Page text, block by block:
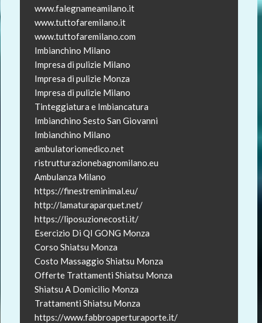
www.falegnameamilano.it
www.tuttofaremilano.it
www.tuttofaremilano.com
Imbianchino Milano
Impresa di pulizie Milano
Impresa di pulizie Monza
Impresa di pulizie Milano
Tinteggiatura e Imbiancatura
Imbianchino Sesto San Giovanni
Imbianchino Milano
ambulatoriomedico.net
ristrutturazionebagnomilano.eu
Ambulanza Milano
https://finestreminimal.eu/
http://lamaturaparquet.net/
https://liposuzionecosti.it/
Esercizio Di QI GONG Monza
Corso Shiatsu Monza
Costo Massaggio Shiatsu Monza
Offerte Trattamenti Shiatsu Monza
Shiatsu A Domicilio Monza
Trattamenti Shiatsu Monza
https://www.fabbroaperturaporte.it/